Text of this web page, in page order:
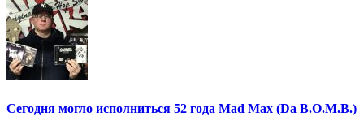
Сегодня могло исполниться 52 года Mad Max (Da B.O.M.B.)